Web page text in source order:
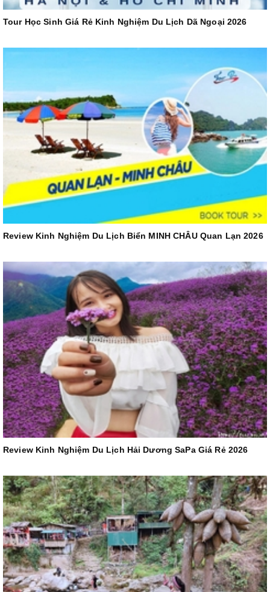
Tour Học Sinh Giá Rẻ Kinh Nghiệm Du Lịch Dã Ngoại 2026
Review Kinh Nghiệm Du Lịch Biển MINH CHÂU Quan Lạn 2026
Review Kinh Nghiệm Du Lịch Hải Dương SaPa Giá Rẻ 2026